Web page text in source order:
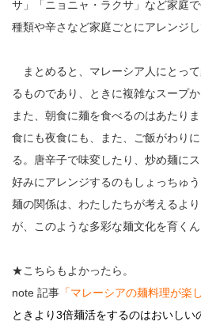
サ」「ニョニャ・ラクサ」など家庭
種類や辛さなど家庭ごとにアレンジし
まとめると、マレーシア人にとっ
るものであり、ときに複雑なスープ
また、朝食に麺を食べるのはあたり
食にも夜食にも、また、ご飯がわり
る。唐辛子で味変したり、炒め麺に
好みにアレンジするのもしょっちゅ
麺の関係は、わたしたちが考えるよ
が、このような多彩な麺文化を育くん
★こちらもよかったら。
note 記事 「マレーシアの麺料理が楽
ときより3倍麺活をするのはおいしい